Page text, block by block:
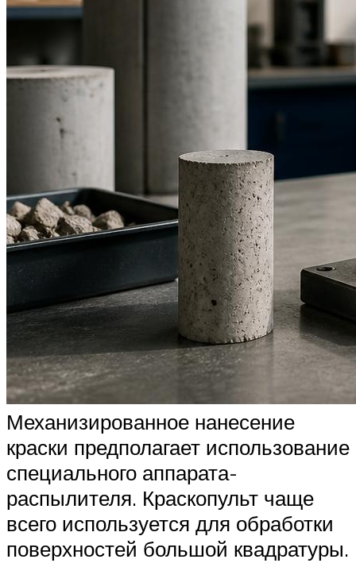
Механизированное нанесение
краски предполагает использование
специального аппарата-
распылителя. Краскопульт чаще
всего используется для обработки
поверхностей большой квадратуры.